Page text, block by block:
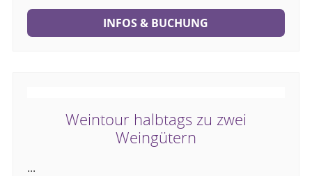
INFOS & BUCHUNG
Weintour halbtags zu zwei
Weingütern
...